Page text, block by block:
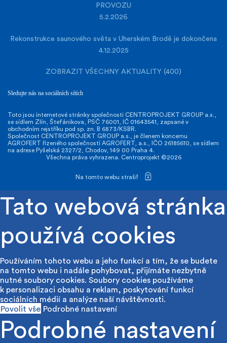
PROVOZU
5.2.2026
Rekonstrukce saunového světa v Uherském Brodě je dokončena
4.12.2025
ZOBRAZIT VŠECHNY AKTUALITY (400)
Sledujte nás na sociálních sítích
Toto jsou internetové stránky společnosti CENTROPROJEKT GROUP a.s.,
se sídlem Zlín, Štefánikova, PSČ 76001, IČ 01643541, zapsané v
obchodním rejstříku pod sp. zn. B 6873/KSBR.
Společnost CENTROPROJEKT GROUP a.s., je členem koncernu
AGROFERT řízeného společností AGROFERT, a.s., IČO 26185610, se sídlem
na adrese Pyšelská 2327/2, Chodov, 149 00 Praha 4.
Všechna práva vyhrazena. Centroprojekt ©2026
Na tomto webu straší!
Tato webová stránka
používá cookies
Používáním tohoto webu a jeho funkcí a tím, že se budete
na tomto webu i nadále pohybovat, přijímáte nezbytně
nutné soubory cookies. Soubory cookies používáme
k personalizaci obsahu a reklam, poskytování funkcí
sociálních médií a analýze naší návštěvnosti.
Povolit vše Podrobné nastavení
Podrobné nastavení